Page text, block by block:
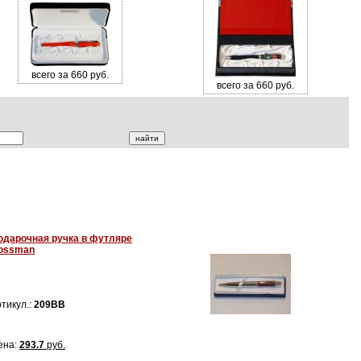
всего за 660 руб.
всего за 660 руб.
ручка в футляре
209BB
293.7 руб.